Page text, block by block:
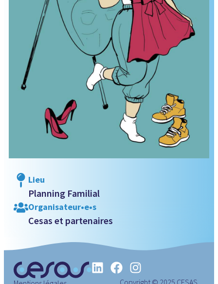
Lieu
Planning Familial
Organisateur•e•s
Cesas et partenaires
Copyright © 2025 CESAS